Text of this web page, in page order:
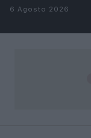
Salta al contenuto
6 Agosto 2026